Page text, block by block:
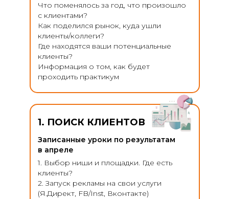
Что поменялось за год, что произошло
с клиентами?
Как поделился рынок, куда ушли
клиенты/коллеги?
Где находятся ваши потенциальные
клиенты?
Информация о том, как будет
проходить практикум
1. ПОИСК КЛИЕНТОВ
1. Выбор ниши и площадки. Где есть
клиенты?
2. Запуск рекламы на свои услуги
(Я.Директ, FB/Inst, Вконтакте)
Записанные уроки по результатам
в апреле